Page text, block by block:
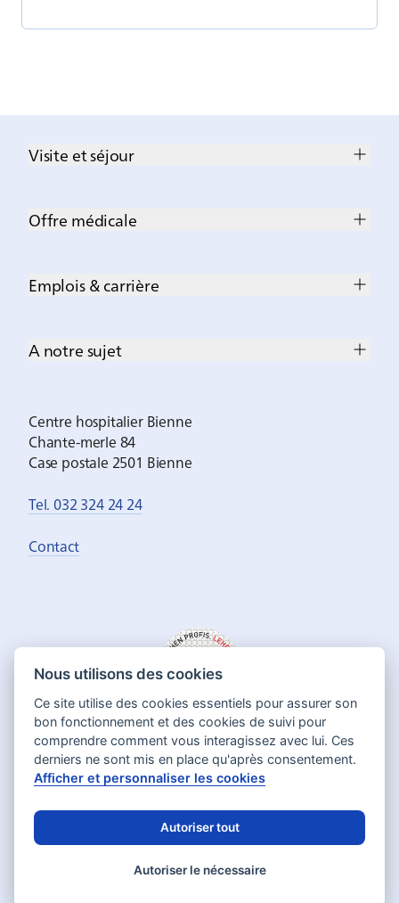
Visite et séjour
Offre médicale
Emplois & carrière
A notre sujet
Centre hospitalier Bienne
Chante-merle 84
Case postale 2501 Bienne
Tel. 032 324 24 24
Contact
Deutsch Français
Nous utilisons des cookies
Ce site utilise des cookies essentiels pour assurer son
bon fonctionnement et des cookies de suivi pour
comprendre comment vous interagissez avec lui. Ces
derniers ne sont mis en place qu'après consentement.
Afficher et personnaliser les cookies
Autoriser tout
Autoriser le nécessaire